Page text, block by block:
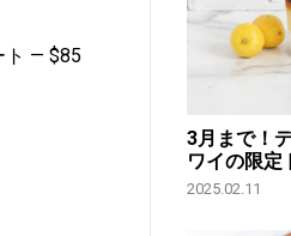
ト — $85
3月まで！
ワイの限定
2025.02.11